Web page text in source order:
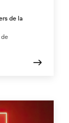
de la
de